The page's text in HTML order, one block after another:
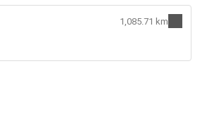
1,085.71 km